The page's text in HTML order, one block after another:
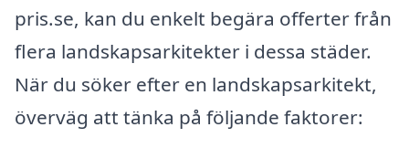
pris.se, kan du enkelt begära offerter från
flera landskapsarkitekter i dessa städer.
När du söker efter en landskapsarkitekt,
överväg att tänka på följande faktorer: